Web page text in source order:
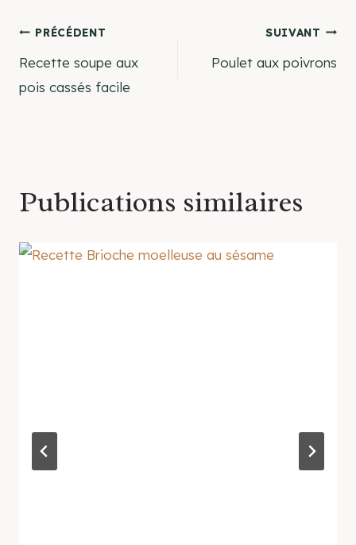
Navigation
de
PRÉCÉDENT
Recette soupe aux
pois cassés facile
SUIVANT
Poulet aux poivrons
Publications similaires